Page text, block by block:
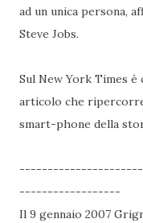
ad un unica persona,
Steve Jobs.
Sul New York Times
articolo che
smart-phone della
------------------
Il 9 gennaio 2007